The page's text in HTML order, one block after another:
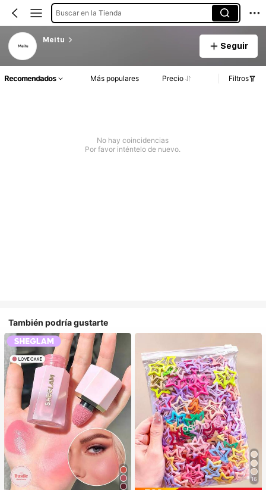
Buscar en la Tienda
Meitu
Seguir
Recomendados Más populares Precio Filtros
No hay coincidencias
Por favor inténtelo de nuevo.
También podría gustarte
16